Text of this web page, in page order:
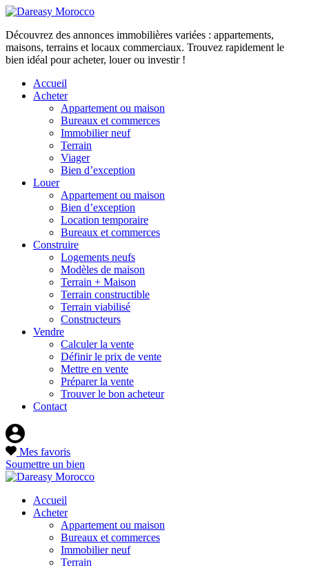
Découvrez des annonces immobilières variées : appartements,
maisons, terrains et locaux commerciaux. Trouvez rapidement le
bien idéal pour acheter, louer ou investir !
Accueil
Acheter
Appartement ou maison
Bureaux et commerces
Immobilier neuf
Terrain
Viager
Bien d’exception
Louer
Appartement ou maison
Bien d’exception
Location temporaire
Bureaux et commerces
Construire
Logements neufs
Modèles de maison
Terrain + Maison
Terrain constructible
Terrain viabilisé
Constructeurs
Vendre
Calculer la vente
Définir le prix de vente
Mettre en vente
Préparer la vente
Trouver le bon acheteur
Contact
Mes favoris
Soumettre un bien
Accueil
Acheter
Appartement ou maison
Bureaux et commerces
Immobilier neuf
Terrain